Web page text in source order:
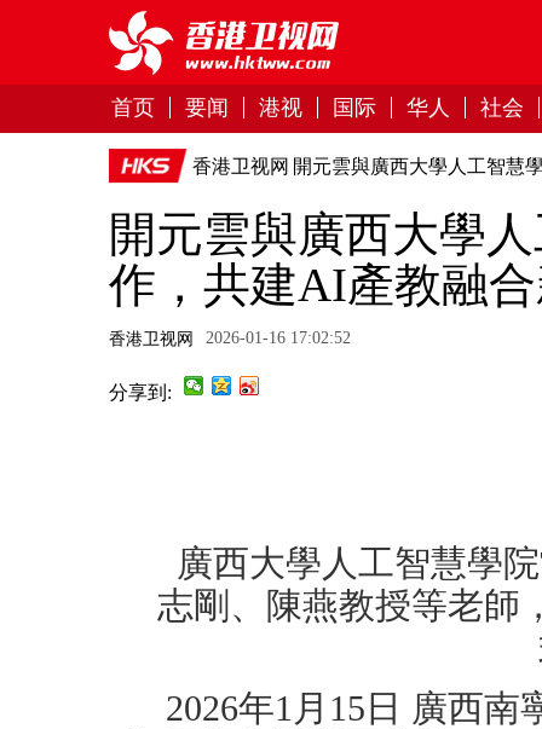
首页 要闻 港视 国际 华人 社会
香港卫视网 開元雲與廣西大學人工智慧
開元雲與廣西大學
作，共建AI產教融
香港卫视网 2026-01-16 17:02:52
分享到:
廣西大學人工智慧學
志剛、陳燕教授等老師
2026年1月15日 廣西